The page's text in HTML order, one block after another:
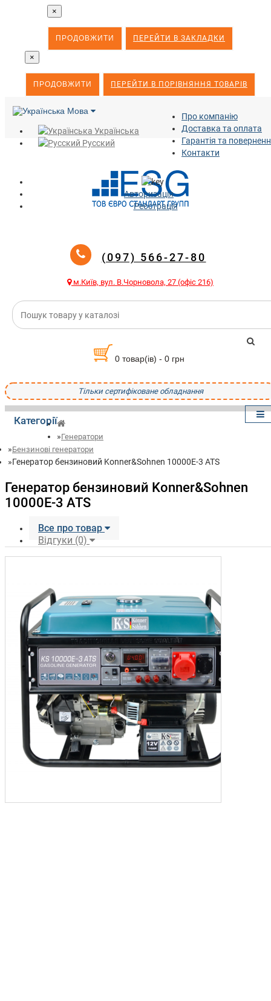
×
ПРОДОВЖИТИ ПЕРЕЙТИ В ЗАКЛАДКИ
×
ПРОДОВЖИТИ ПЕРЕЙТИ В ПОРІВНЯННЯ ТОВАРІВ
Мова
Українська
Русский
Про компанію
Доставка та оплата
Гарантія та
Контакти
Авторизація
Реєстрація
(097) 566-27-80
м.Київ, вул. В.Чорновола, 27 (офіс 216)
0 товар(ів) - 0 грн
Тільки сертифіковане обладнання
Категорії
Генератори
Бензинові генератори
Генератор бензиновий Konner&Sohnen 10000E-3 ATS
Генератор бензиновий Konner&Sohnen
10000E-3 ATS
Все про товар
Відгуки (0)